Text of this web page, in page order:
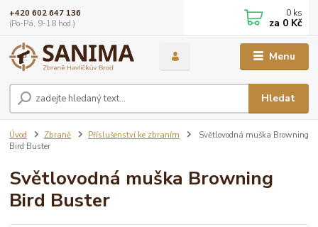
Menu
Hledat
+420 602 647 136
(Po-Pá, 9-18 hod.)
0 ks
za 0 Kč
Úvod Zbraně Příslušenství ke zbraním
Světlovodná muška Browning
Bird Buster
Světlovodná muška Browning
Bird Buster